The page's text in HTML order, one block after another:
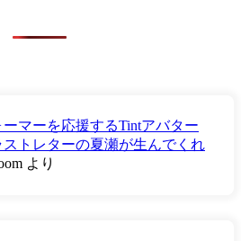
ーマーを応援するTintアバター
トレターの夏瀬が生んでくれ
より